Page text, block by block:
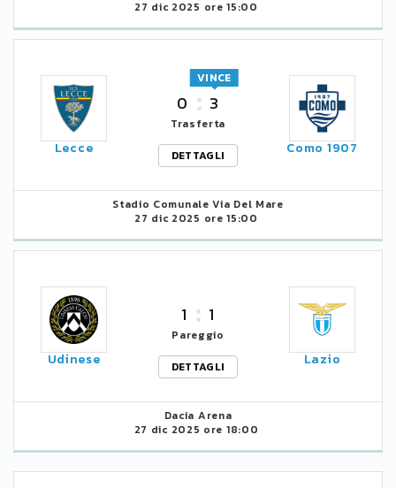
27 dic 2025 ore 15:00
Lecce
0 3
VINCE
Trasferta
DETTAGLI
Como 1907
Stadio Comunale Via Del Mare
27 dic 2025 ore 15:00
Udinese
1 1
Pareggio
DETTAGLI
Lazio
Dacia Arena
27 dic 2025 ore 18:00